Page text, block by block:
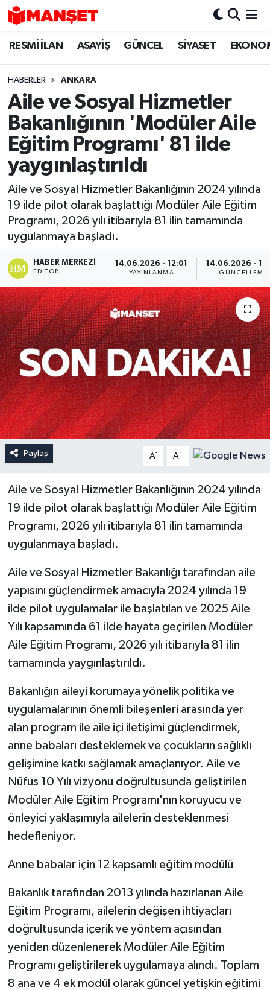
RESMİ İLAN ASAYİŞ GÜNCEL SİYASET
HABERLER ANKARA
Aile ve Sosyal Hizmetler
Bakanlığının 'Modüler Aile
Eğitim Programı' 81 ilde
yaygınlaştırıldı
Aile ve Sosyal Hizmetler Bakanlığının 2024 yılında
19 ilde pilot olarak başlattığı Modüler Aile Eğitim
Programı, 2026 yılı itibarıyla 81 ilin tamamında
uygulanmaya başladı.
HABER MERKEZI
EDITÖR
14.06.2026 - 12:01
YAYINLANMA
14.06.2026 -
GÜNCELLEME
Paylaş A- A+
Aile ve Sosyal Hizmetler Bakanlığının 2024 yılında
19 ilde pilot olarak başlattığı Modüler Aile Eğitim
Programı, 2026 yılı itibarıyla 81 ilin tamamında
uygulanmaya başladı.
Aile ve Sosyal Hizmetler Bakanlığı tarafından aile
yapısını güçlendirmek amacıyla 2024 yılında 19
ilde pilot uygulamalar ile başlatılan ve 2025 Aile
Yılı kapsamında 61 ilde hayata geçirilen Modüler
Aile Eğitim Programı, 2026 yılı itibarıyla 81 ilin
tamamında yaygınlaştırıldı.
Bakanlığın aileyi korumaya yönelik politika ve
uygulamalarının önemli bileşenleri arasında yer
alan program ile aile içi iletişimi güçlendirmek,
anne babaları desteklemek ve çocukların sağlıklı
gelişimine katkı sağlamak amaçlanıyor. Aile ve
Nüfus 10 Yılı vizyonu doğrultusunda geliştirilen
Modüler Aile Eğitim Programı'nın koruyucu ve
önleyici yaklaşımıyla ailelerin desteklenmesi
hedefleniyor.
Anne babalar için 12 kapsamlı eğitim modülü
Bakanlık tarafından 2013 yılında hazırlanan Aile
Eğitim Programı, ailelerin değişen ihtiyaçları
doğrultusunda içerik ve yöntem açısından
yeniden düzenlenerek Modüler Aile Eğitim
Programı geliştirilerek uygulamaya alındı. Toplam
8 ana ve 4 ek modül olarak güncel yetişkin eğitimi
Hava Durumu
Trafik Durumu
Süper Lig Puan Durumu ve Fikstür
Tüm Manşetler
Son Dakika Haberleri
Haber Arşivi